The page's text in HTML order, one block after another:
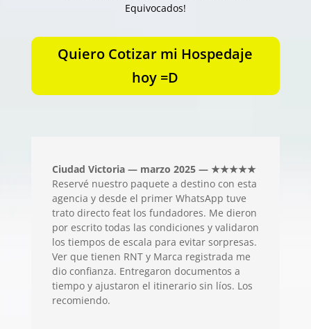
Equivocados!
Quiero Cotizar mi Hospedaje
hoy =D
Ciudad Victoria — marzo 2025 — ★★★★★
Reservé nuestro paquete a destino con esta
agencia y desde el primer WhatsApp tuve
trato directo feat los fundadores. Me dieron
por escrito todas las condiciones y validaron
los tiempos de escala para evitar sorpresas.
Ver que tienen RNT y Marca registrada me
dio confianza. Entregaron documentos a
tiempo y ajustaron el itinerario sin líos. Los
recomiendo.